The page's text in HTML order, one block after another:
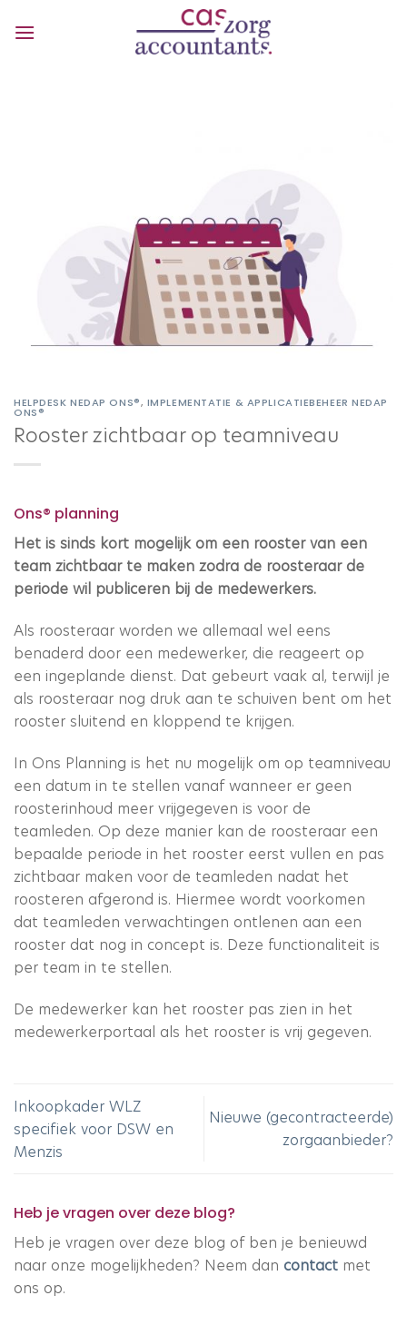
naar
HELPDESK NEDAP ONS®, IMPLEMENTATIE & APPLICATIEBEHEER NEDAP
ONS®
Rooster zichtbaar op teamniveau
Ons® planning
Het is sinds kort mogelijk om een rooster van een
team zichtbaar te maken zodra de roosteraar de
periode wil publiceren bij de medewerkers.
Als roosteraar worden we allemaal wel eens
benaderd door een medewerker, die reageert op
een ingeplande dienst. Dat gebeurt vaak al, terwijl je
als roosteraar nog druk aan te schuiven bent om het
rooster sluitend en kloppend te krijgen.
In Ons Planning is het nu mogelijk om op teamniveau
een datum in te stellen vanaf wanneer er geen
roosterinhoud meer vrijgegeven is voor de
teamleden. Op deze manier kan de roosteraar een
bepaalde periode in het rooster eerst vullen en pas
zichtbaar maken voor de teamleden nadat het
roosteren afgerond is. Hiermee wordt voorkomen
dat teamleden verwachtingen ontlenen aan een
rooster dat nog in concept is. Deze functionaliteit is
per team in te stellen.
De medewerker kan het rooster pas zien in het
medewerkerportaal als het rooster is vrij gegeven.
Inkoopkader WLZ
specifiek voor DSW en
Menzis
Nieuwe (gecontracteerde)
zorgaanbieder?
Heb je vragen over deze blog?
Heb je vragen over deze blog of ben je benieuwd
naar onze mogelijkheden? Neem dan contact met
ons op.